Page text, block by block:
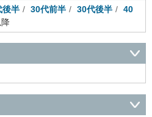
後半 30代前半 30代後半
40